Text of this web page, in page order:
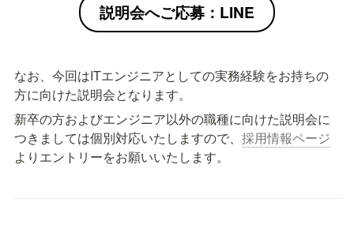
説明会へご応募：LINE
なお、今回はITエンジニアとしての実務経験をお持ちの
方に向けた説明会となります。
新卒の方およびエンジニア以外の職種に向けた説明会に
つきましては個別対応いたしますので、 採用情報ページ
よりエントリーをお願いいたします。